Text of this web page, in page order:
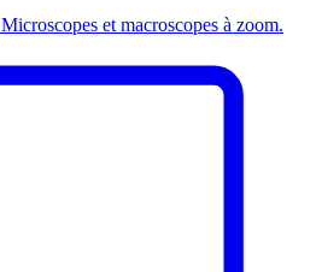
Microscopes et macroscopes à zoom.